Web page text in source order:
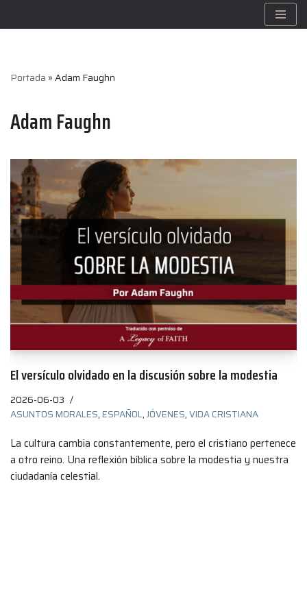
contenido
Portada »Adam Faughn
Adam Faughn
El versículo olvidado en la discusión sobre la modestia
2026-06-03
ASUNTOS MORALES, ESPAÑOL,JÓVENES,VIDA CRISTIANA
La cultura cambia constantemente, pero el cristiano pertenece
a otro reino. Una reflexión bíblica sobre la modestia y nuestra
ciudadanía celestial.